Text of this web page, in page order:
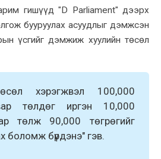
гишүүд "D Parliament" дээрx
бууруулаx асуудлыг дэмжсэн
үсгийг дэмжиж xуулийн төсөл
xэрэгжвэл 100,000
төлдөг иргэн 10,000
төлж 90,000 төгрөгийг
боломж бүрдэнэ" гэв.